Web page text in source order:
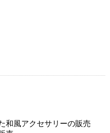
和風アクセサリーの販売